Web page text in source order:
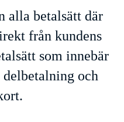
alla betalsätt där
från kundens
som innebär
och